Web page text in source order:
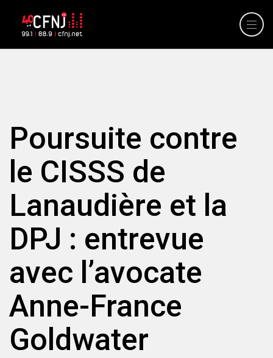
Poursuite contre
le CISSS de
Lanaudière et la
DPJ : entrevue
avec l’avocate
Anne-France
Goldwater